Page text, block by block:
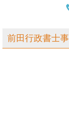
前田行政書士